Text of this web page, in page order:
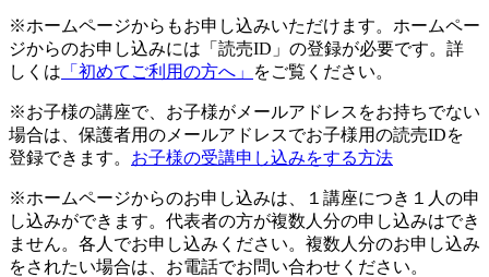
※ホームページからもお申し込みいただけます。ホームペー
ジからのお申し込みには「読売ID」の登録が必要です。詳
しくは 「初めてご利用の方へ」 をご覧ください。
※お子様の講座で、お子様がメールアドレスをお持ちでない
場合は、保護者用のメールアドレスでお子様用の読売IDを
登録できます。 お子様の受講申し込みをする方法
※ホームページからのお申し込みは、１講座につき１人の申
し込みができます。代表者の方が複数人分の申し込みはでき
ません。各人でお申し込みください。複数人分のお申し込み
をされたい場合は、お電話でお問い合わせください。